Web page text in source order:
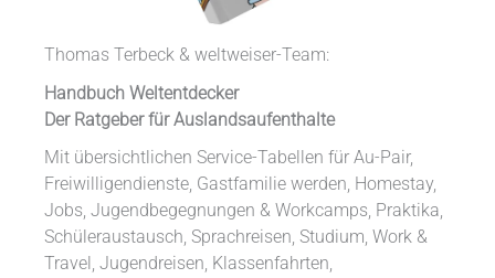
Thomas Terbeck & weltweiser-Team:
Handbuch Weltentdecker
Der Ratgeber für Auslandsaufenthalte
Mit übersichtlichen Service-Tabellen für Au-Pair,
Freiwilligendienste, Gastfamilie werden, Homestay,
Jobs, Jugendbegegnungen & Workcamps, Praktika,
Schüleraustausch, Sprachreisen, Studium, Work &
Travel, Jugendreisen, Klassenfahrten,